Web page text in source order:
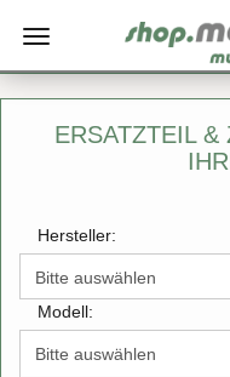
ERSATZTEIL &
Hersteller:
Modell: